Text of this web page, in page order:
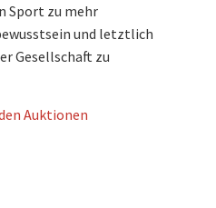
Sport zu mehr
und letztlich
Gesellschaft zu
Auktionen